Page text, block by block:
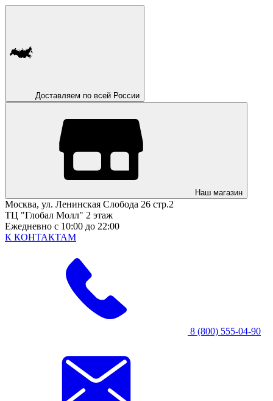
Доставляем по всей России
Наш магазин
Москва, ул. Ленинская Слобода 26 стр.2
ТЦ "Глобал Молл" 2 этаж
Ежедневно с 10:00 до 22:00
К КОНТАКТАМ
8 (800) 555-04-90